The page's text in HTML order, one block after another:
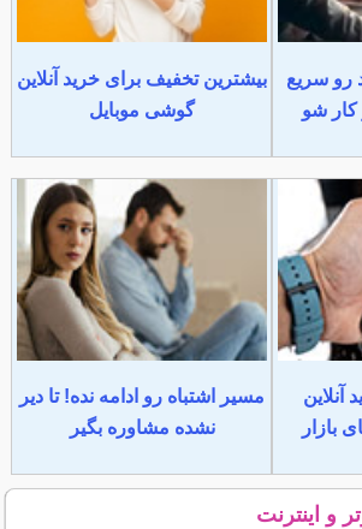
رو سریع
کار شو
بیشترین تخفیف برای خرید آنلاین
گوشی موبایل
بازار
مسیر اشتباه رو ادامه نده! تا دیر
نشده مشاوره بگیر
و اینترنت